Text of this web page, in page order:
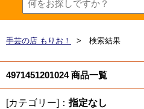
手芸の店 もりお！ > 検索結果
4971451201024 商品一覧
[カテゴリー]：指定なし